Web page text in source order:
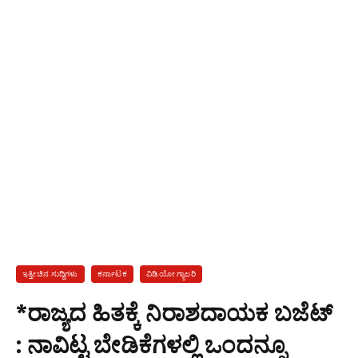
ಇತ್ತೀಚಿನ ಸುದ್ದಿಗಳು ಕರ್ನಾಟಕ ವಿಡಿಯೋ ಗ್ಯಾಲರಿ
*ರಾಜ್ಯದ ಹಿತಕ್ಕೆ ನಿರಾಶದಾಯಕ ಬಜೆಟ್
: ನಾವಿಟ್ಟ ಬೇಡಿಕೆಗಳಲ್ಲಿ ಒಂದನ್ನೂ